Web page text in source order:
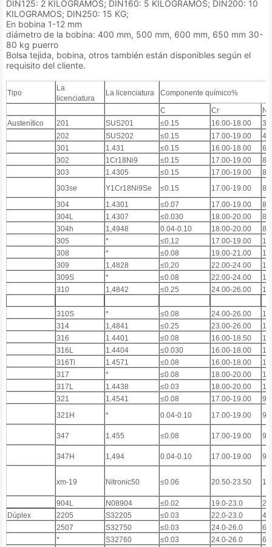
DIN125: 2 KILOGRAMOS; DIN160: 5 KILOGRAMOS; DIN200: 10
KILOGRAMOS; DIN250: 15 KG;
En bobina 1-12 mm
diámetro de la bobina: 400 mm, 500 mm, 600 mm, 650 mm 30-
80 kg puerro
Bolsa tejida, bobina, otros también están disponibles según el
requisito del cliente.
Tipo
La
licenciatura
La licenciatura Componente químico%
C Cr
Ni
Austenítico
201 SUS201 ≤0.15 16.00-18.00
202
SUS202 ≤0.15 17.00-19.00
301
1.431 ≤0.15 16.00-18.00
302
1Cr18Ni9 ≤0.15 17.00-19.00
303
1.4305 ≤0.15 17.00-19.00
303se
Y1Cr18Ni9Se ≤0.15 17.00-19.00
304
1.4301 ≤0.07 17.00-19.00
304L
1.4307 ≤0.030 18.00-20.00
304h
1,4948 0.04-0.10 18.00-20.00
305
* ≤0,12 17.00-19.00
308
* ≤0.08 19.00-21.00
309
1,4828 ≤0,20 22.00-24.00
309S
* ≤0.08 22.00-24.00
310
1,4842 ≤0.25 24.00-26.00
310S * ≤0.08 24.00-26.00
314
1,4841 ≤0.25 23.00-26.00
316
1.4401 ≤0.08 16.00-18.50
316L
1.4404 ≤0.030 16.00-18.00
316Ti
1.4571 ≤0.08 16.00-18.00
317
* ≤0.08 18.00-20.00
317L
1.4438 ≤0.03 18.00-20.00
321
1.4541 ≤0.08 17.00-19.00
321H
* 0.04-0.10 17.00-19.00
347 1.455 ≤0.08 17.00-19.00
347H 1,494 0.04-0.10 17.00-19.00
xm-19 Nitronic50 ≤0.06 20.50-23.50
904L N08904 ≤0.02 19.0-23.0
Dúplex
2205 S32205 ≤0.03 22.0-23.0
2507
S32750 ≤0.03 24.0-26.0
*
S32760 ≤0.03 24.0-26.0